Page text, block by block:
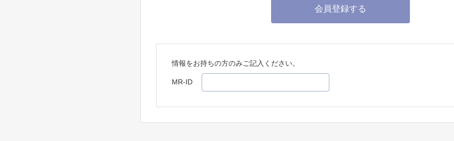
会員登録する
情報をお持ちの方のみご記入ください。
MR-ID